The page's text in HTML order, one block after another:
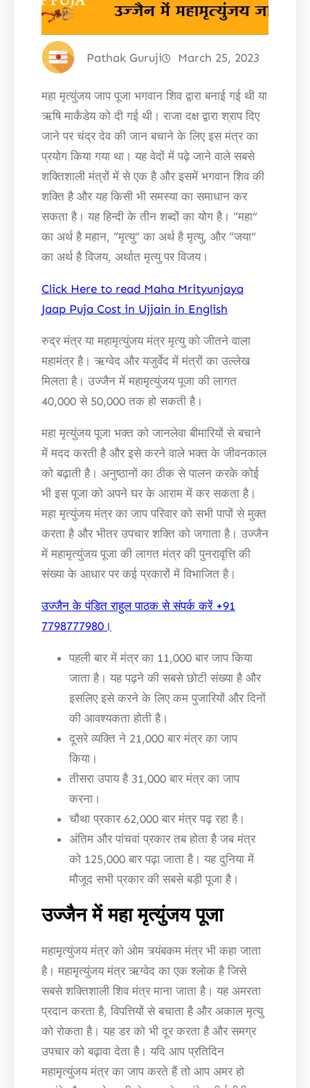
Pathak Guruji March 25, 2023
महा मृत्युंजय जाप पूजा भगवान शिव द्वारा बनाई गई थी या
ऋषि मार्कंडेय को दी गई थी। राजा दक्ष द्वारा श्राप दिए
जाने पर चंद्र देव की जान बचाने के लिए इस मंत्र का
प्रयोग किया गया था। यह वेदों में पढ़े जाने वाले सबसे
शक्तिशाली मंत्रों में से एक है और इसमें भगवान शिव की
शक्ति है और यह किसी भी समस्या का समाधान कर
सकता है। यह हिन्दी के तीन शब्दों का योग है। “महा”
का अर्थ है महान, “मृत्यु” का अर्थ है मृत्यु, और “जया”
का अर्थ है विजय, अर्थात मृत्यु पर विजय।
Click Here to read Maha Mrityunjaya
Jaap Puja Cost in Ujjain in English
रुद्र मंत्र या महामृत्युंजय मंत्र मृत्यु को जीतने वाला
महामंत्र है। ऋग्वेद और यजुर्वेद में मंत्रों का उल्लेख
मिलता है। उज्जैन में महामृत्युंजय पूजा की लागत
40,000 से 50,000 तक हो सकती है।
महा मृत्युंजय पूजा भक्त को जानलेवा बीमारियों से बचाने
में मदद करती है और इसे करने वाले भक्त के जीवनकाल
को बढ़ाती है। अनुष्ठानों का ठीक से पालन करके कोई
भी इस पूजा को अपने घर के आराम में कर सकता है।
महा मृत्युंजय मंत्र का जाप परिवार को सभी पापों से मुक्त
करता है और भीतर उपचार शक्ति को जगाता है। उज्जैन
में महामृत्युंजय पूजा की लागत मंत्र की पुनरावृत्ति की
संख्या के आधार पर कई प्रकारों में विभाजित है।
उज्जैन के पंडित राहुल पाठक से संपर्क करें +91
7798777980।
पहली बार में मंत्र का 11,000 बार जाप किया
जाता है। यह पढ़ने की सबसे छोटी संख्या है और
इसलिए इसे करने के लिए कम पुजारियों और दिनों
की आवश्यकता होती है।
दूसरे व्यक्ति ने 21,000 बार मंत्र का जाप
किया।
तीसरा उपाय है 31,000 बार मंत्र का जाप
करना।
चौथा प्रकार 62,000 बार मंत्र पढ़ रहा है।
अंतिम और पांचवां प्रकार तब होता है जब मंत्र
को 125,000 बार पढ़ा जाता है। यह दुनिया में
मौजूद सभी प्रकार की सबसे बड़ी पूजा है।
उज्जैन में महा मृत्युंजय पूजा
महामृत्युंजय मंत्र को ओम त्र्यंबकम मंत्र भी कहा जाता
है। महामृत्युंजय मंत्र ऋग्वेद का एक श्लोक है जिसे
सबसे शक्तिशाली शिव मंत्र माना जाता है। यह अमरता
प्रदान करता है, विपत्तियों से बचाता है और अकाल मृत्यु
को रोकता है। यह डर को भी दूर करता है और समग्र
उपचार को बढ़ावा देता है। यदि आप प्रतिदिन
महामृत्युंजय मंत्र का जाप करते हैं तो आप अमर हो